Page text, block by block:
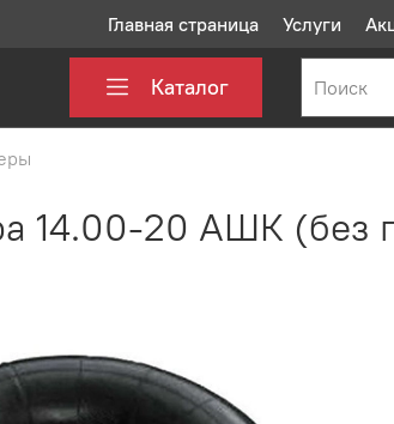
Главная страница Услуги
Каталог
14.00-20 АШК (без